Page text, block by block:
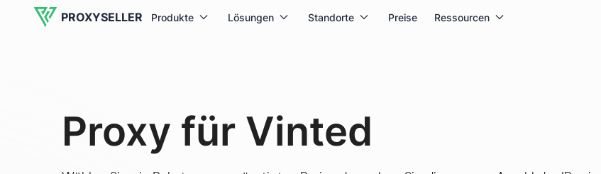
PROXYSELLER Produkte Lösungen Standorte Preise Ressourcen
Proxy für Vinted